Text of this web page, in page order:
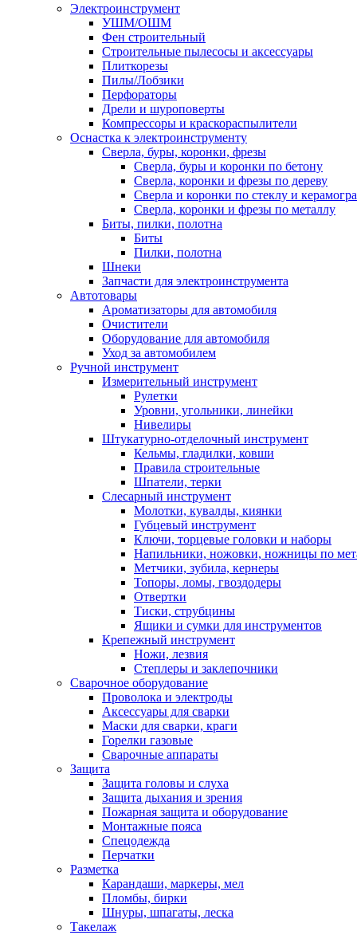
Электроинструмент
УШМ/ОШМ
Фен строительный
Строительные пылесосы и аксессуары
Плиткорезы
Пилы/Лобзики
Перфораторы
Дрели и шуроповерты
Компрессоры и краскораспылители
Оснастка к электроинструменту
Сверла, буры, коронки, фрезы
Сверла, буры и коронки по бетону
Сверла, коронки и фрезы по дереву
Сверла и коронки по стеклу и
Сверла, коронки и фрезы по металлу
Биты, пилки, полотна
Биты
Пилки, полотна
Шнеки
Запчасти для электроинструмента
Автотовары
Ароматизаторы для автомобиля
Очистители
Оборудование для автомобиля
Уход за автомобилем
Ручной инструмент
Измерительный инструмент
Рулетки
Уровни, угольники, линейки
Нивелиры
Штукатурно-отделочный инструмент
Кельмы, гладилки, ковши
Правила строительные
Шпатели, терки
Слесарный инструмент
Молотки, кувалды, киянки
Губцевый инструмент
Ключи, торцевые головки и наборы
Напильники, ножовки, ножницы по
Метчики, зубила, кернеры
Топоры, ломы, гвоздодеры
Отвертки
Тиски, струбцины
Ящики и сумки для инструментов
Крепежный инструмент
Ножи, лезвия
Степлеры и заклепочники
Сварочное оборудование
Проволока и электроды
Аксессуары для сварки
Маски для сварки, краги
Горелки газовые
Сварочные аппараты
Защита
Защита головы и слуха
Защита дыхания и зрения
Пожарная защита и оборудование
Монтажные пояса
Спецодежда
Перчатки
Разметка
Карандаши, маркеры, мел
Пломбы, бирки
Шнуры, шпагаты, леска
Такелаж